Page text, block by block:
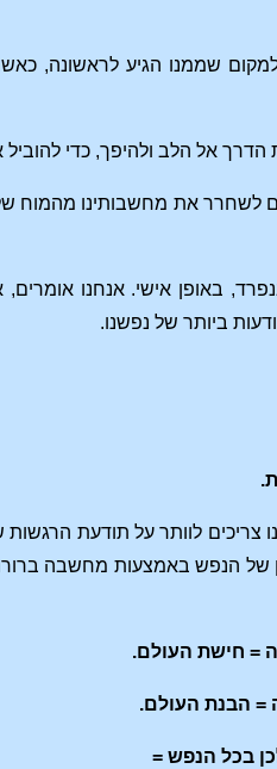
שממנו הגיע לראשונה,
אל הלב ולהיפך, כדי להוביל
לשחרר את מחשבותינו מהמוח
באופן אישי. אנחנו
ביותר של נפשנו.
צריכים לוותר על תודעת
של הנפש באמצעות מחשבה
= חישת העולם.
= הבנת העולם.
בכל הנפש =